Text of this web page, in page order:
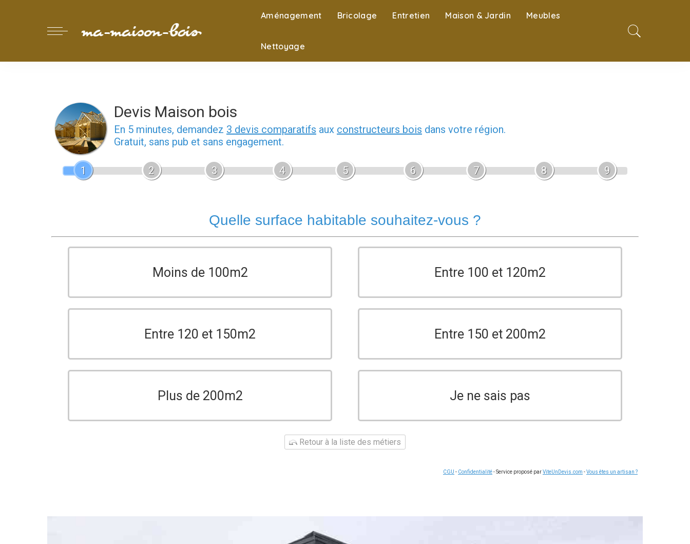
Aménagement Bricolage Entretien Maison & Jardin Meubles
Nettoyage
Devis Maison bois
En 5 minutes, demandez 3 devis comparatifs aux constructeurs bois dans votre région.
Gratuit, sans pub et sans engagement.
1 2 3 4 5 6 7 8 9
Quelle surface habitable souhaitez-vous ?
Moins de 100m2 Entre 100 et 120m2
Entre 120 et 150m2 Entre 150 et 200m2
Plus de 200m2 Je ne sais pas
Retour à la liste des métiers
CGU - Confidentialité- Service proposé parViteUnDevis.com -Vous êtes un artisan ?